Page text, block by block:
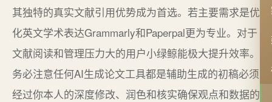
其独特的真实文献引用优势成为首选。若主要需求是优
化英文学术表达Grammarly和Paperpal更为专业。对于
文献阅读和管理压力大的用户小绿鲸能极大提升效率。
务必注意任何AI生成论文工具都是辅助生成的初稿必须
经过你本人的深度修改、润色和核实确保观点和数据的